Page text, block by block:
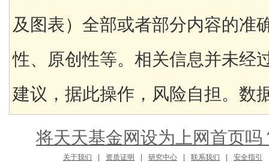
及图表）全部或者部分内容的准
性、原创性等。相关信息并未经
建议，据此操作，风险自担。数
将天天基金网设为上网首页吗
关于我们 资质证明 研究中心 联系我们 安全指引